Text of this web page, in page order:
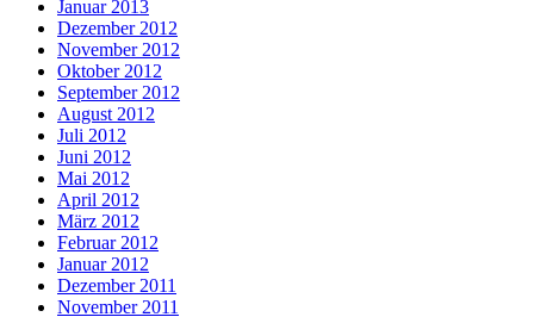
Januar 2013
Dezember 2012
November 2012
Oktober 2012
September 2012
August 2012
Juli 2012
Juni 2012
Mai 2012
April 2012
März 2012
Februar 2012
Januar 2012
Dezember 2011
November 2011